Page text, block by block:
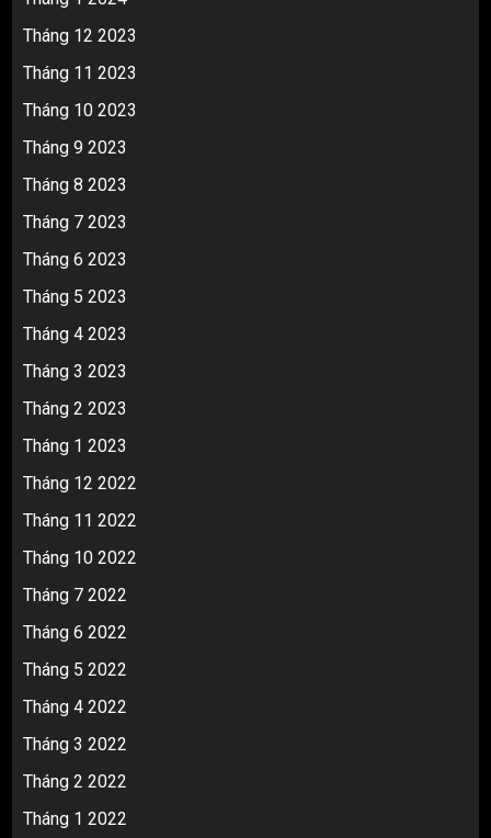
Tháng 12 2023
Tháng 11 2023
Tháng 10 2023
Tháng 9 2023
Tháng 8 2023
Tháng 7 2023
Tháng 6 2023
Tháng 5 2023
Tháng 4 2023
Tháng 3 2023
Tháng 2 2023
Tháng 1 2023
Tháng 12 2022
Tháng 11 2022
Tháng 10 2022
Tháng 7 2022
Tháng 6 2022
Tháng 5 2022
Tháng 4 2022
Tháng 3 2022
Tháng 2 2022
Tháng 1 2022